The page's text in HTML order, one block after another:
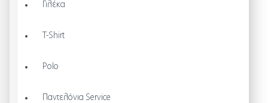
Γιλέκα
T-Shirt
Polo
Παντελόνια Service